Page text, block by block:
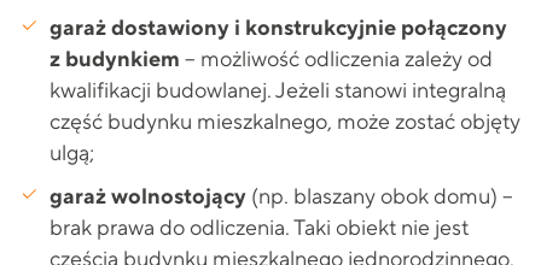
garaż dostawiony i konstrukcyjnie połączony
z budynkiem – możliwość odliczenia zależy od
kwalifikacji budowlanej. Jeżeli stanowi integralną
część budynku mieszkalnego, może zostać objęty
ulgą;
garaż wolnostojący (np. blaszany obok domu) –
brak prawa do odliczenia. Taki obiekt nie jest